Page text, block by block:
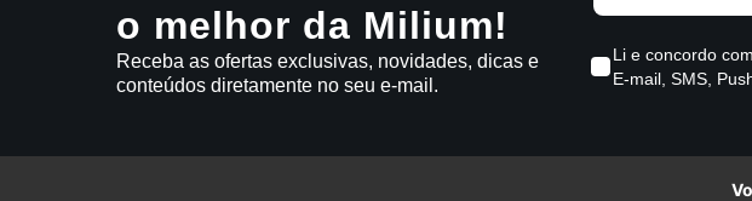
o melhor da Milium!
Receba as ofertas exclusivas, novidades, dicas e
conteúdos diretamente no seu e-mail.
Li e concordo
E-mail, SMS,